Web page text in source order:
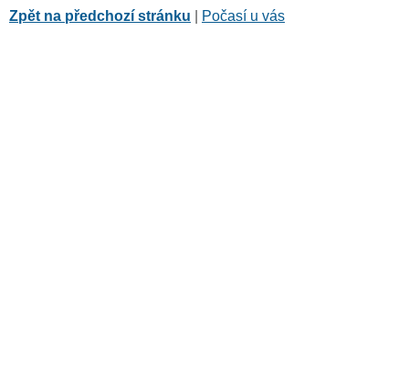
Zpět na předchozí stránku Počasí u vás